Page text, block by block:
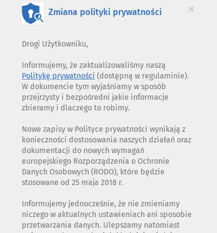
×
Zmiana polityki prywatności
Drogi Użytkowniku,
Informujemy, że zaktualizowaliśmy naszą
Politykę prywatności (dostępną w regulaminie).
W dokumencie tym wyjaśniamy w sposób
przejrzysty i bezpośredni jakie informacje
zbieramy i dlaczego to robimy.
Nowe zapisy w Polityce prywatności wynikają z
konieczności dostosowania naszych działań oraz
dokumentacji do nowych wymagań
europejskiego Rozporządzenia o Ochronie
Danych Osobowych (RODO), które będzie
stosowane od 25 maja 2018 r.
Informujemy jednocześnie, że nie zmieniamy
niczego w aktualnych ustawieniach ani sposobie
przetwarzania danych. Ulepszamy natomiast